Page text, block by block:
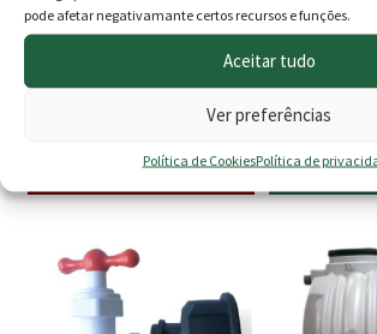
pode afetar negativamante certos recursos e funções.
Aceitar tudo
Ver preferências
Política de CookiesPolítica de
Depósito de Água
Horizontal TB Cinza
Esgotado
chosen
the
Depósito
Ver
chosen
on
the
product
page
product
multiple